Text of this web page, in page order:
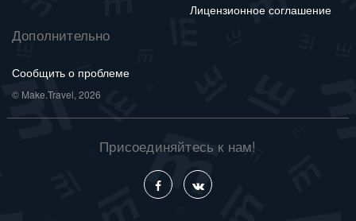
Лицензионное соглашение
Дополнительно
Сообщить о проблеме
© Make.Travel, 2026
Присоединяйтесь к нам!